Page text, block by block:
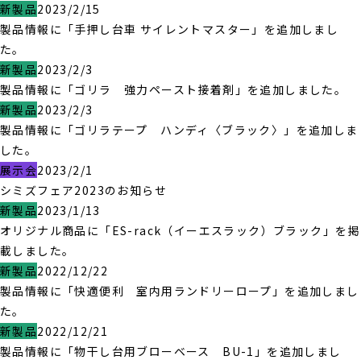
新製品2023/2/15
製品情報に「手押し台車 サイレントマスター」を追加しまし
た。
新製品2023/2/3
製品情報に「ゴリラ 強力ペースト接着剤」を追加しました。
新製品2023/2/3
製品情報に「ゴリラテープ ハンディ〈ブラック〉」を追加しま
した。
展示会2023/2/1
シミズフェア2023のお知らせ
新製品2023/1/13
オリジナル商品に「ES-rack（イーエスラック）ブラック」を掲
載しました。
新製品2022/12/22
製品情報に「快適便利 室内用ランドリーロープ」を追加しまし
た。
新製品2022/12/21
製品情報に「物干し台用ブローベース BU-1」を追加しまし